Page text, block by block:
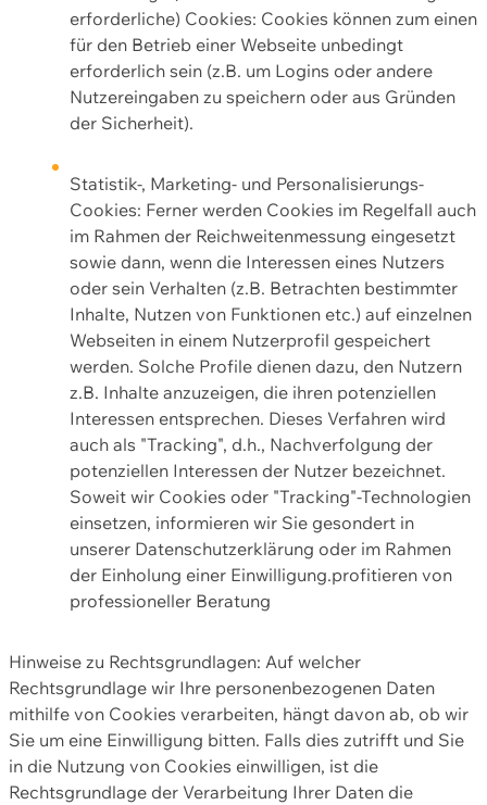
erforderliche) Cookies: Cookies können zum einen
für den Betrieb einer Webseite unbedingt
erforderlich sein (z.B. um Logins oder andere
Nutzereingaben zu speichern oder aus Gründen
der Sicherheit).
Statistik-, Marketing- und Personalisierungs-
Cookies: Ferner werden Cookies im Regelfall auch
im Rahmen der Reichweitenmessung eingesetzt
sowie dann, wenn die Interessen eines Nutzers
oder sein Verhalten (z.B. Betrachten bestimmter
Inhalte, Nutzen von Funktionen etc.) auf einzelnen
Webseiten in einem Nutzerprofil gespeichert
werden. Solche Profile dienen dazu, den Nutzern
z.B. Inhalte anzuzeigen, die ihren potenziellen
Interessen entsprechen. Dieses Verfahren wird
auch als "Tracking", d.h., Nachverfolgung der
potenziellen Interessen der Nutzer bezeichnet.
Soweit wir Cookies oder "Tracking"-Technologien
einsetzen, informieren wir Sie gesondert in
unserer Datenschutzerklärung oder im Rahmen
der Einholung einer Einwilligung.profitieren von
professioneller Beratung
Hinweise zu Rechtsgrundlagen: Auf welcher
Rechtsgrundlage wir Ihre personenbezogenen Daten
mithilfe von Cookies verarbeiten, hängt davon ab, ob wir
Sie um eine Einwilligung bitten. Falls dies zutrifft und Sie
in die Nutzung von Cookies einwilligen, ist die
Rechtsgrundlage der Verarbeitung Ihrer Daten die